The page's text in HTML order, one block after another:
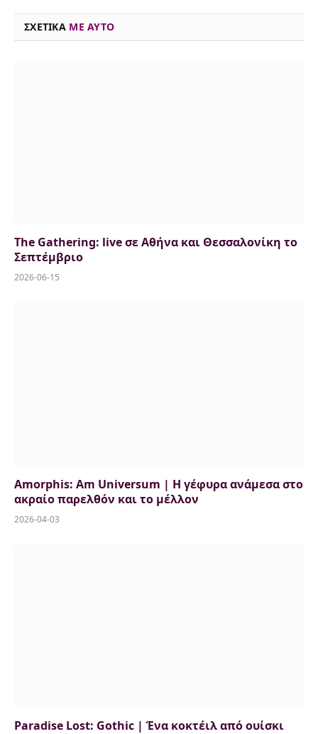
ΣΧΕΤΙΚΑ ME AYTO
The Gathering: live σε Αθήνα και Θεσσαλονίκη το
Σεπτέμβριο
2026-06-15
Amorphis: Am Universum | Η γέφυρα ανάμεσα στο
ακραίο παρελθόν και το μέλλον
2026-04-03
Paradise Lost: Gothic | Ένα κοκτέιλ από ουίσκι